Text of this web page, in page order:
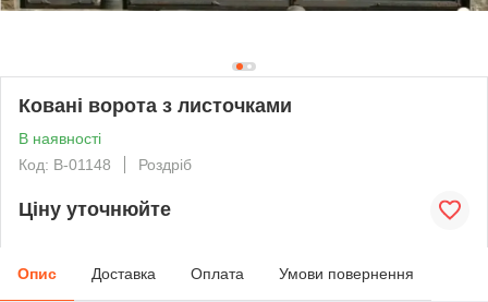
Ковані ворота з листочками
В наявності
Код: В-01148
Роздріб
Ціну уточнюйте
Опис Доставка Оплата Умови повернення